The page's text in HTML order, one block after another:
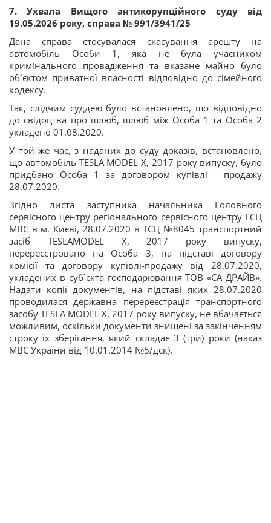
7. Ухвала Вищого антикорупційного суду від
19.05.2026 року, справа № 991/3941/25
Дана справа стосувалася скасування арешту на
автомобіль Особи 1, яка не була учасником
кримінального провадження та вказане майно було
об`єктом приватної власності відповідно до сімейного
кодексу.
Так, слідчим суддею було встановлено, що відповідно
до свідоцтва про шлюб, шлюб між Особа 1 та Особа 2
укладено 01.08.2020.
У той же час, з наданих до суду доказів, встановлено,
що автомобіль TESLA MODEL X, 2017 року випуску, було
придбано Особа 1 за договором купівлі - продажу
28.07.2020.
Згідно листа заступника начальника Головного
сервісного центру регіонального сервісного центру ГСЦ
МВС в м. Києві, 28.07.2020 в ТСЦ №8045 транспортний
засіб TESLAMODEL X, 2017 року випуску,
перереєстровано на Особа 3, на підставі договору
комісії та договору купівлі-продажу від 28.07.2020,
укладених в суб`єкта господарювання ТОВ «СА ДРАЙВ».
Надати копії документів, на підставі яких 28.07.2020
проводилася державна перереєстрація транспортного
засобу TESLA MODEL X, 2017 року випуску, не вбачається
можливим, оскільки документи знищені за закінченням
строку їх зберігання, який складає 3 (три) роки (наказ
МВС України від 10.01.2014 №5/дск).